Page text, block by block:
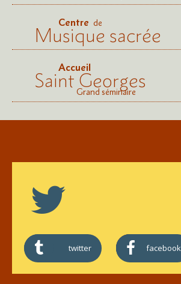
Centre de
Musique sacrée
Accueil
Saint Georges
Grand séminaire
twitter facebook